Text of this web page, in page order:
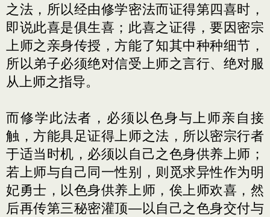
之法，所以经由修学密法而证得第四喜时，
即说此喜是俱生喜；此喜之证得，要因密宗
上师之亲身传授，方能了知其中种种细节，
所以弟子必须绝对信受上师之言行、绝对服
从上师之指导。
而修学此法者，必须以色身与上师亲自接
触，方能具足证得上师之法，所以密宗行者
于适当时机，必须以自己之色身供养上师；
若上师与自己同一性别，则觅求异性作为明
妃勇士，以色身供养上师，俟上师欢喜，然
后再传第三秘密灌顶—以自己之色身交付与